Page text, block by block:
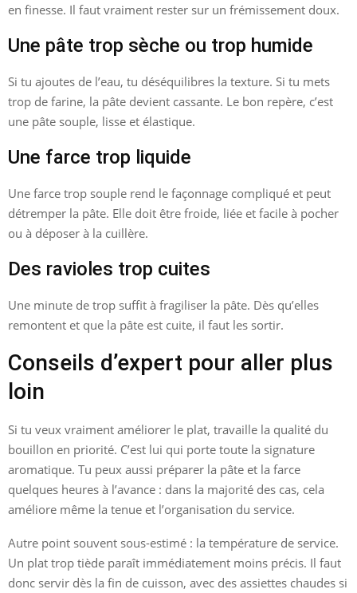
en finesse. Il faut vraiment rester sur un frémissement doux.
Une pâte trop sèche ou trop humide
Si tu ajoutes de l’eau, tu déséquilibres la texture. Si tu mets
trop de farine, la pâte devient cassante. Le bon repère, c’est
une pâte souple, lisse et élastique.
Une farce trop liquide
Une farce trop souple rend le façonnage compliqué et peut
détremper la pâte. Elle doit être froide, liée et facile à pocher
ou à déposer à la cuillère.
Des ravioles trop cuites
Une minute de trop suffit à fragiliser la pâte. Dès qu’elles
remontent et que la pâte est cuite, il faut les sortir.
Conseils d’expert pour aller plus
loin
Si tu veux vraiment améliorer le plat, travaille la qualité du
bouillon en priorité. C’est lui qui porte toute la signature
aromatique. Tu peux aussi préparer la pâte et la farce
quelques heures à l’avance : dans la majorité des cas, cela
améliore même la tenue et l’organisation du service.
Autre point souvent sous-estimé : la température de service.
Un plat trop tiède paraît immédiatement moins précis. Il faut
donc servir dès la fin de cuisson, avec des assiettes chaudes si